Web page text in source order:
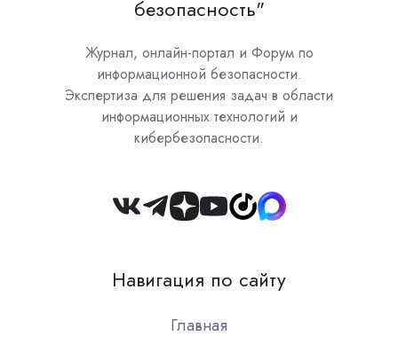
безопасность"
Журнал, онлайн-портал и Форум по
информационной безопасности.
Экспертиза для решения задач в области
информационных технологий и
кибербезопасности.
Join
Slack
Навигация по сайту
Главная